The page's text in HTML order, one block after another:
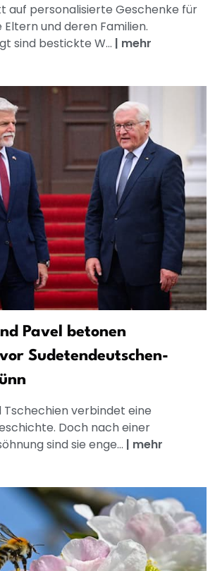
auf personalisierte Geschenke für
und deren Familien.
sind bestickte W... | mehr
Pavel betonen
Sudetendeutschen-
Tschechien verbindet eine
Doch nach einer
sind sie enge... | mehr